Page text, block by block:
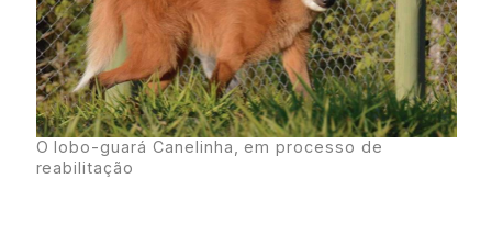
O lobo-guará Canelinha, em processo de
reabilitação